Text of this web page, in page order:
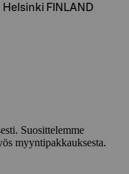
FINLAND
Suosittelemme
myyntipakkauksesta.